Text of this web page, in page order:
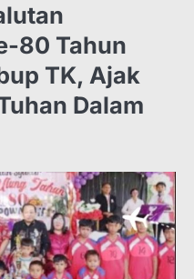
80 Tahun
TK, Ajak
Dalam